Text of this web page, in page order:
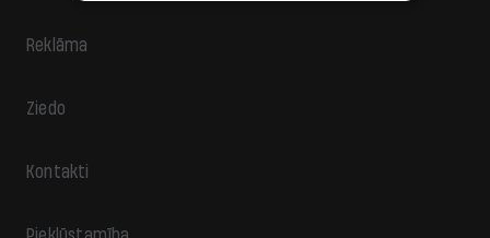
Reklāma
Ziedo
Kontakti